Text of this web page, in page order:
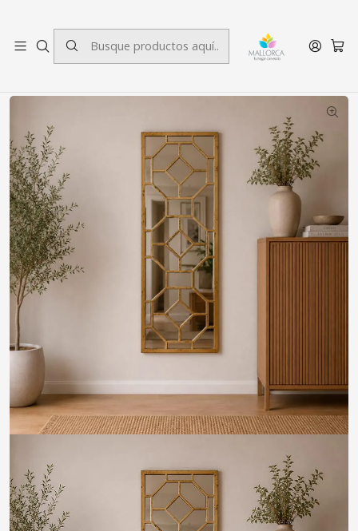
Inicio Decoración Espejos Espejo Decorativo Basilea Gold